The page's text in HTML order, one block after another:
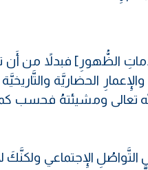
الظُّهورِ] فبدلاً من أَن
الحضاريَّة والتَّاريخيَّة
تعالى ومشيئتهُ فحسب
الإِجتماعي ولكنَّكَ